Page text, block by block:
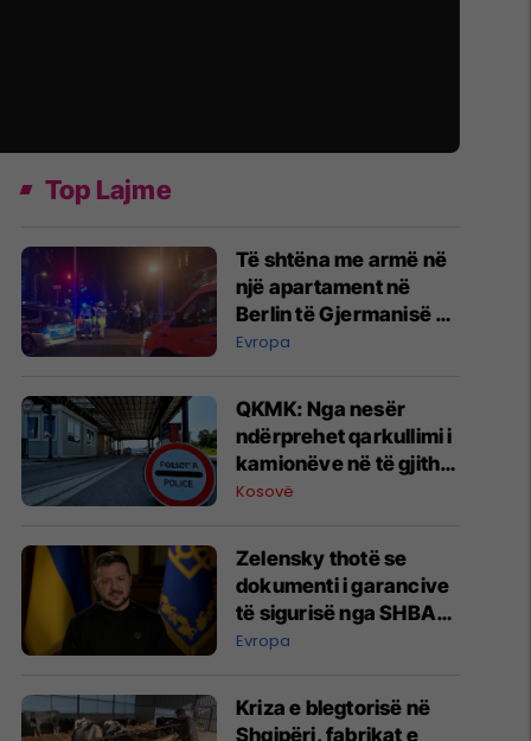
Top Lajme
Të shtëna me armë në
një apartament në
Berlin të Gjermanisë -
pesë të plagosur, dy
rëndë
Evropa
QKMK: Nga nesër
ndërprehet qarkullimi i
kamionëve në të gjitha
pikat kufitare me
Kosovë
Zelensky thotë se
dokumenti i garancive
të sigurisë nga SHBA-
ja është 100% gati
Evropa
Kriza e blegtorisë në
Shqipëri, fabrikat e